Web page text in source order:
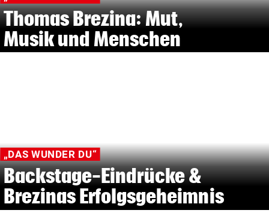
Thomas Brezina: Mut,
Musik und Menschen
„DAS WUNDER DU“
Backstage-Eindrücke &
Brezinas Erfolgsgeheimnis